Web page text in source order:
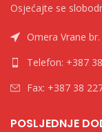
Osjećajte se
Omera Vrane
Telefon: +387
Fax: +387 38
POSLJEDNJE